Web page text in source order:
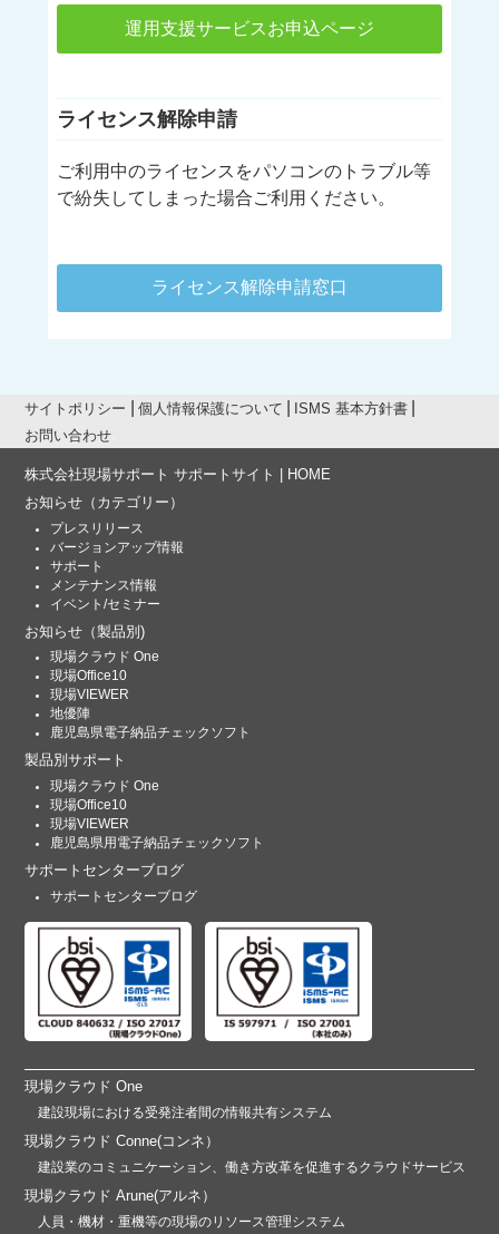
運用支援サービスお申込ページ
ライセンス解除申請
ご利用中のライセンスをパソコンのトラブル等
で紛失してしまった場合ご利用ください。
ライセンス解除申請窓口
サイトポリシー 個人情報保護について
ISMS 基本方針書
お問い合わせ
株式会社現場サポート サポートサイト | HOME
お知らせ （カテゴリー）
プレスリリース
バージョンアップ情報
サポート
メンテナンス情報
イベント/セミナー
お知らせ （製品別)
現場クラウド One
現場Office10
現場VIEWER
地優陣
鹿児島県電子納品チェックソフト
製品別サポート
現場クラウド One
現場Office10
現場VIEWER
鹿児島県用電子納品チェックソフト
サポートセンターブログ
サポートセンターブログ
現場クラウド One
建設現場における受発注者間の情報共有システム
現場クラウド Conne(コンネ）
建設業のコミュニケーション、働き方改革を促進するクラウドサービス
現場クラウド Arune(アルネ）
人員・機材・重機等の現場のリソース管理システム